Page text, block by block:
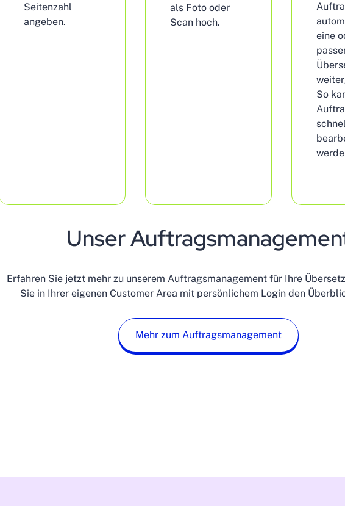
Seitenzahl
angeben.
als Foto oder
Scan hoch.
eine
So
Unser
Erfahren Sie jetzt mehr zu unserem Auftragsmanagement für Ihre
Sie in Ihrer eigenen Customer Area mit persönlichem Login den
Mehr zum Auftragsmanagement